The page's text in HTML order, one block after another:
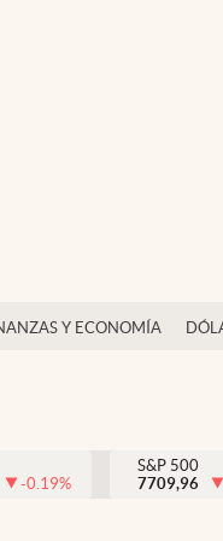
Y ECONOMÍA
-0.19%
S&P 500
7709,96